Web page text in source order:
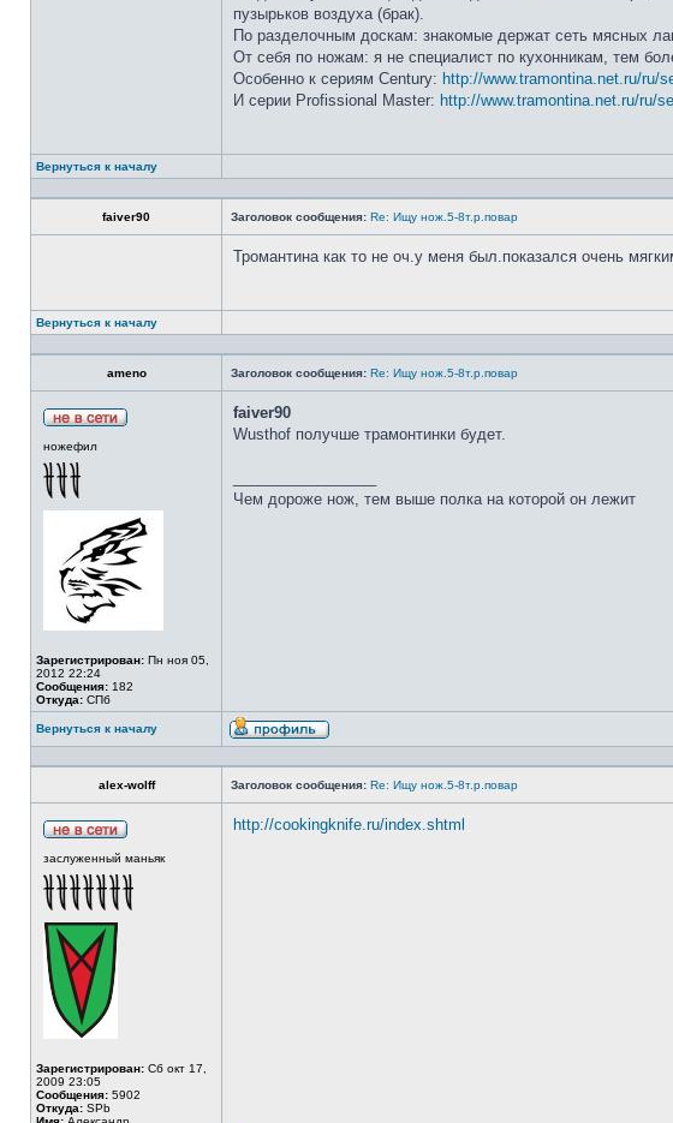
пузырьков воздуха (брак).
По разделочным доскам: знакомые держат сеть мясных
От себя по ножам: я не специалист по кухонникам, тем
Особенно к сериям Century: http://www.tramontina.net.ru/ru/
И серии Profissional Master: http://www.tramontina.net.ru/ru/
Вернуться к началу
faiver90 Заголовок сообщения: Re: Ищу нож.5-8т.р.повар
Тромантина как то не оч.у меня был.показался очень
Вернуться к началу
ameno Заголовок сообщения: Re: Ищу нож.5-8т.р.повар
ножефил
Зарегистрирован: Пн ноя 05,
2012 22:24
Сообщения: 182
Откуда: СПб
faiver90
Wusthof получше трамонтинки будет.
Чем дороже нож, тем выше полка на которой он лежит
Вернуться к началу
alex-wolff Заголовок сообщения: Re: Ищу нож.5-8т.р.повар
заслуженный маньяк
Зарегистрирован: Сб окт 17,
2009 23:05
Сообщения: 5902
Откуда: SPb
http://cookingknife.ru/index.shtml